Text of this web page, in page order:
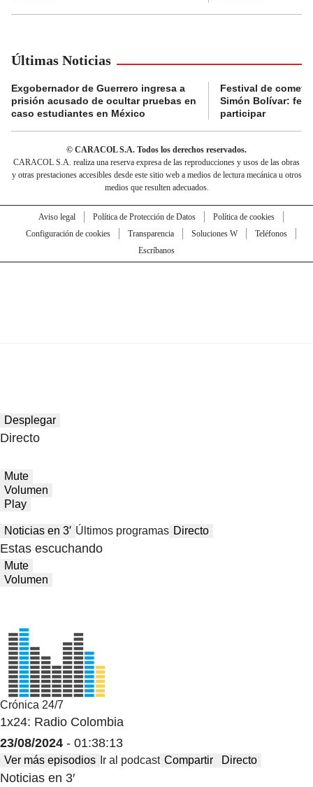
Últimas Noticias
Exgobernador de Guerrero ingresa a
prisión acusado de ocultar pruebas en
caso estudiantes en México
Festival de
Simón Bolívar:
participar
© CARACOL S.A. Todos los derechos reservados.
CARACOL S.A. realiza una reserva expresa de las reproducciones y usos de las obras
y otras prestaciones accesibles desde este sitio web a medios de lectura mecánica u otros
medios que resulten adecuados.
Aviso legal Política de Protección de Datos
Política de cookies
Configuración de cookies
Transparencia Soluciones W
Teléfonos
Escríbanos
Desplegar
Directo
Mute
Volumen
Play
Noticias en 3′ Últimos programas Directo
Estas escuchando
Mute
Volumen
Crónica 24/7
1x24: Radio Colombia
23/08/2024 - 01:38:13
Ver más episodios Ir al podcast Compartir Directo
Noticias en 3′